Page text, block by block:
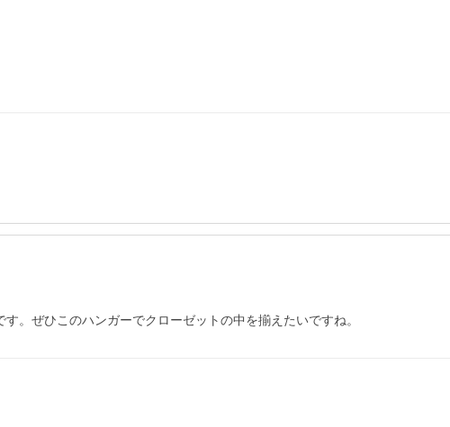
。ぜひこのハンガーでクローゼットの中を揃えたいですね。